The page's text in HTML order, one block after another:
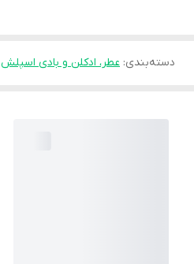
دسته‌بندی: عطر، ادکلن و بادی اسپلش